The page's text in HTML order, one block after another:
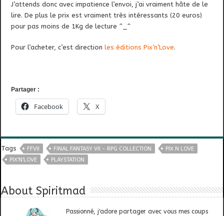
J’attends donc avec impatience l’envoi, j’ai vraiment hâte de le
lire. De plus le prix est vraiment très intéressants (20 euros)
pour pas moins de 1Kg de lecture ^_^
Pour l’acheter, c’est directionles éditions Pix’n’Love.
Partager :
Facebook X
Tags FFVII FINAL FANTASY VII - RPG COLLECTION
PIX N LOVE
PIX'N'LOVE
PLAYSTATION
About Spiritmad
Passionné, j'adore partager avec vous mes coups